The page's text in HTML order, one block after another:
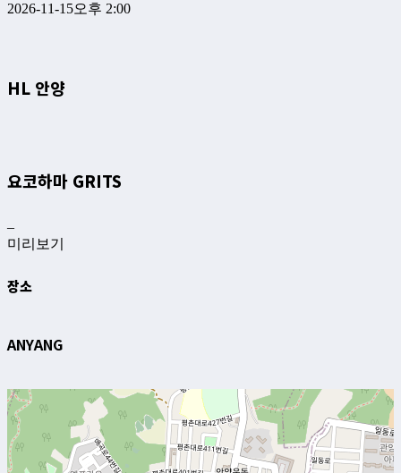
2026-11-15오후 2:00
HL 안양
요코하마 GRITS
–
미리보기
장소
ANYANG